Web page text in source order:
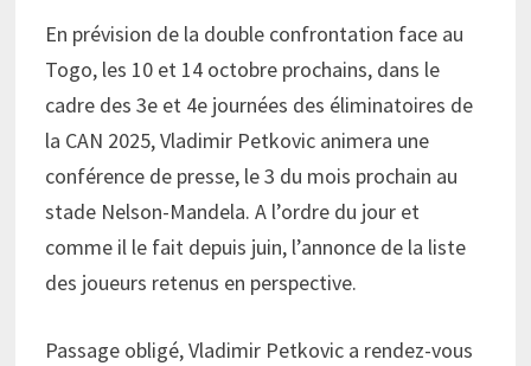
En prévision de la double confrontation face au
Togo, les 10 et 14 octobre prochains, dans le
cadre des 3e et 4e journées des éliminatoires de
la CAN 2025, Vladimir Petkovic animera une
conférence de presse, le 3 du mois prochain au
stade Nelson-Mandela. A l’ordre du jour et
comme il le fait depuis juin, l’annonce de la liste
des joueurs retenus en perspective.
Passage obligé, Vladimir Petkovic a rendez-vous